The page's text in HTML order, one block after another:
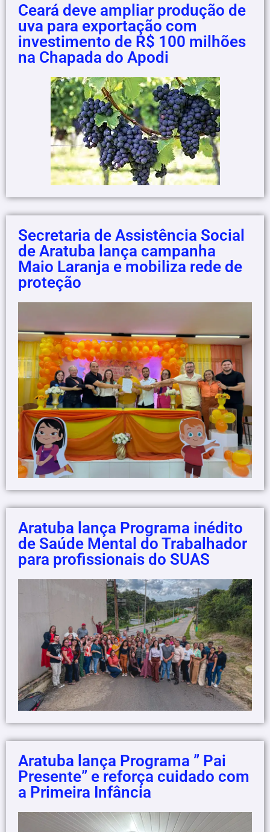
Ceará deve ampliar produção de
uva para exportação com
investimento de R$ 100 milhões
na Chapada do Apodi
Secretaria de Assistência Social
de Aratuba lança campanha
Maio Laranja e mobiliza rede de
proteção
Aratuba lança Programa inédito
de Saúde Mental do Trabalhador
para profissionais do SUAS
Aratuba lança Programa ” Pai
Presente” e reforça cuidado com
a Primeira Infância